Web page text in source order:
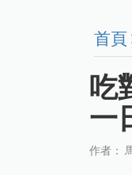
首頁
吃
一
作者：